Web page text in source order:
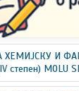
ХЕМИЈСКУ И
степен) MOLU